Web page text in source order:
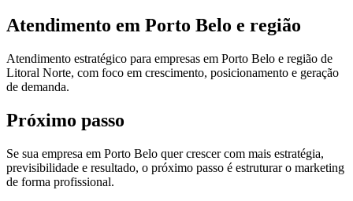
Atendimento em Porto Belo e região
Atendimento estratégico para empresas em Porto Belo e região de
Litoral Norte, com foco em crescimento, posicionamento e geração
de demanda.
Próximo passo
Se sua empresa em Porto Belo quer crescer com mais estratégia,
previsibilidade e resultado, o próximo passo é estruturar o marketing
de forma profissional.